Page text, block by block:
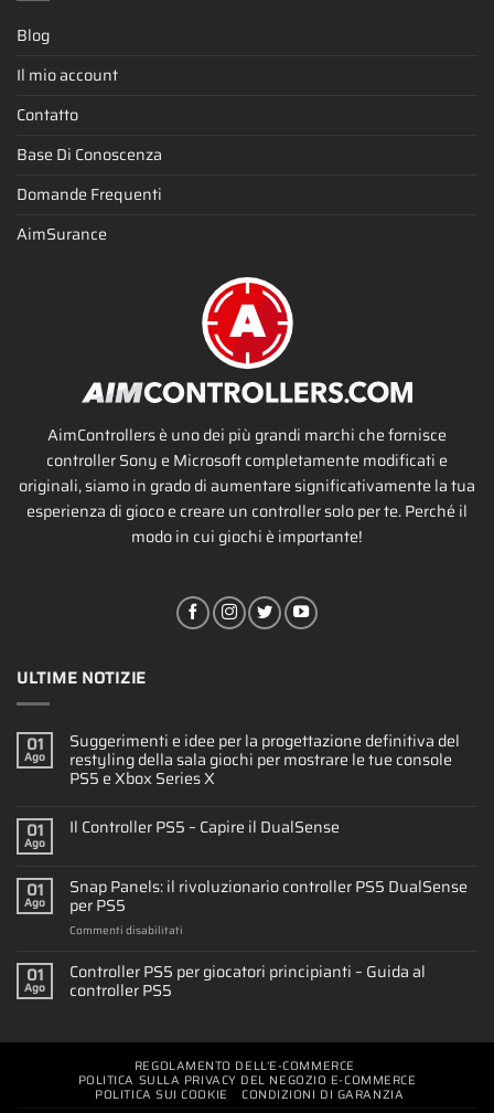
Blog
Il mio account
Contatto
Base Di Conoscenza
Domande Frequenti
AimSurance
AimControllers è uno dei più grandi marchi che fornisce
controller Sony e Microsoft completamente modificati e
originali, siamo in grado di aumentare significativamente la tua
esperienza di gioco e creare un controller solo per te. Perché il
modo in cui giochi è importante!
ULTIME NOTIZIE
01
Ago
Suggerimenti e idee per la progettazione definitiva del
restyling della sala giochi per mostrare le tue console
PS5 e Xbox Series X
01
Ago
Il Controller PS5 – Capire il DualSense
01
Ago
Snap Panels: il rivoluzionario controller PS5 DualSense
per PS5
Commenti disabilitati
Panels:
il
per
PS5
01
Ago
Controller PS5 per giocatori principianti – Guida al
controller PS5
REGOLAMENTO DELL’E-COMMERCE
POLITICA SULLA PRIVACY DEL NEGOZIO E-COMMERCE
POLITICA SUI COOKIE CONDIZIONI DI GARANZIA